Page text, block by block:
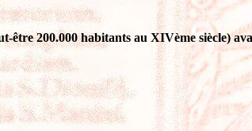
être 200.000 habitants au XIVème siècle)